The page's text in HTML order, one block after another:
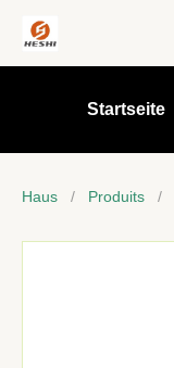
Startseite
Haus / Produits /